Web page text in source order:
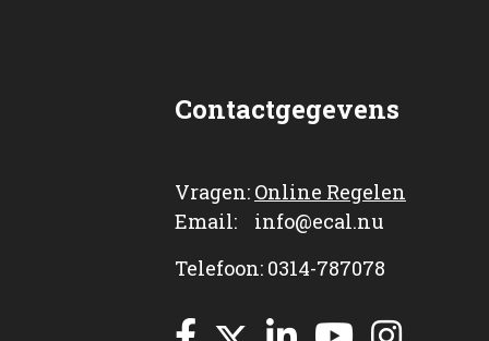
Contactgegevens
Vragen: Online Regelen
Email: info@ecal.nu
Telefoon: 0314-787078